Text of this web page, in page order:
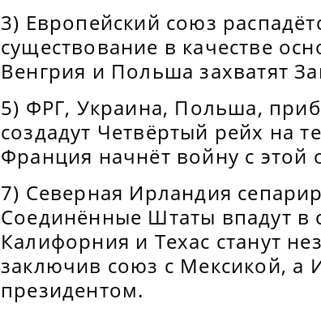
3) Европейский союз
существование в качестве
Венгрия и Польша захватят
5) ФРГ, Украина, Польша,
создадут Четвёртый рейх на
Франция начнёт войну с этой
7) Северная Ирландия
Соединённые Штаты впадут в
Калифорния и Техас станут
заключив союз с Мексикой, а
президентом.